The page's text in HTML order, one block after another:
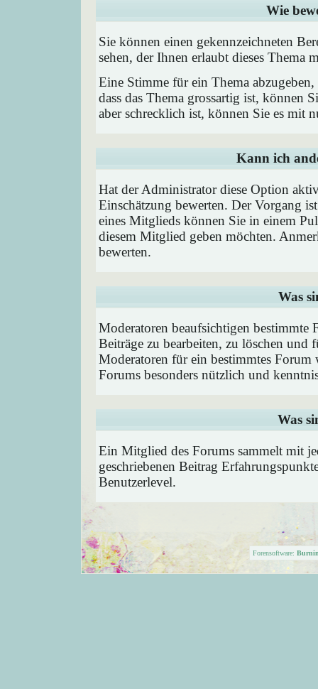
Wie
Sie können einen gekennzeichneten
sehen, der Ihnen erlaubt dieses Thema
Eine Stimme für ein Thema
dass das Thema grossartig ist, können
aber schrecklich ist, können Sie es mit
Kann ich
Hat der Administrator diese Option
Einschätzung bewerten. Der Vorgang
eines Mitglieds können Sie in einem
diesem Mitglied geben möchten.
bewerten.
Was
Moderatoren beaufsichtigen
Beiträge zu bearbeiten, zu löschen und
Moderatoren für ein bestimmtes Forum
Forums besonders nützlich und
Was
Ein Mitglied des Forums sammelt mit
geschriebenen Beitrag
Benutzerlevel.
Forensoftware: